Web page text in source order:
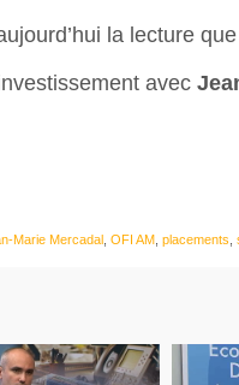
la lecture
avec
Marie Mercadal OFI AM placements